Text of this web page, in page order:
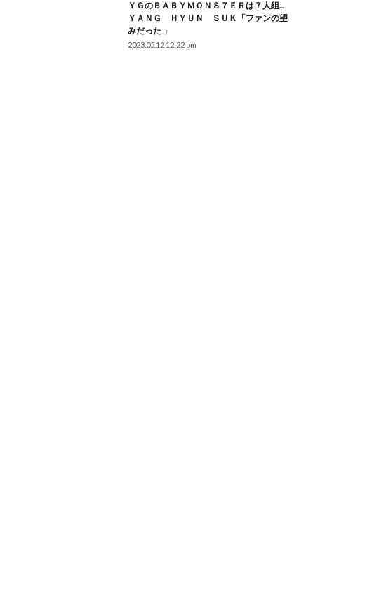
ＹＧのＢＡＢＹＭＯＮＳ７ＥＲは７人組…
ＹＡＮＧ ＨＹＵＮ ＳＵＫ「ファンの望
みだった 」
2023.05.12 12:22 pm